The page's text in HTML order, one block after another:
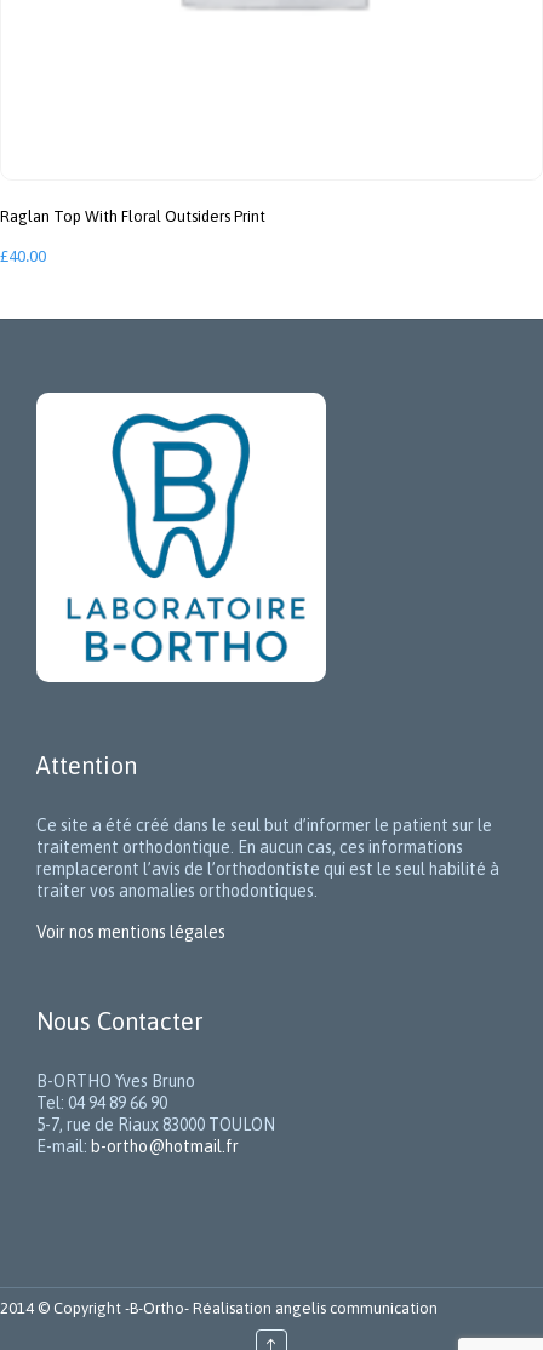
Raglan Top With Floral Outsiders Print
£40.00
Attention
Ce site a été créé dans le seul but d’informer le patient sur le
traitement orthodontique. En aucun cas, ces informations
remplaceront l’avis de l’orthodontiste qui est le seul habilité à
traiter vos anomalies orthodontiques.
Voir nos mentions légales
Nous Contacter
B-ORTHO Yves Bruno
Tel: 04 94 89 66 90
5-7, rue de Riaux 83000 TOULON
E-mail: b-ortho@hotmail.fr
2014 © Copyright -B-Ortho- Réalisation angelis communication
↑